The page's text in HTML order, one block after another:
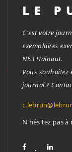
LE
C'est votre
exemplaires
N53 Hainaut.
Vous souhaitez
journal ?
N'hésitez pas à